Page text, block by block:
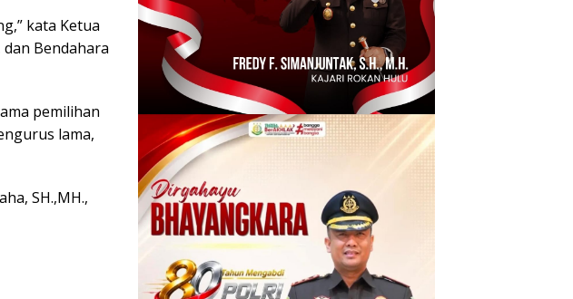
kata Ketua
dan Bendahara
pemilihan
lama,
SH.,MH.,